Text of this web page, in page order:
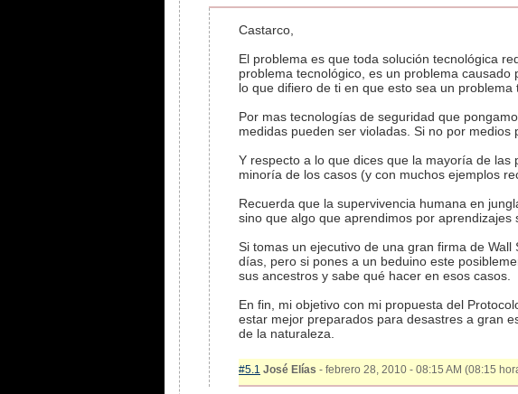
Castarco,
El problema es que toda solución tecnológica
problema tecnológico, es un problema
lo que difiero de ti en que esto sea un
Por mas tecnologías de seguridad que
medidas pueden ser violadas. Si no por
Y respecto a lo que dices que la mayoría de
minoría de los casos (y con muchos ejemplos
Recuerda que la supervivencia humana en
sino que algo que aprendimos por
Si tomas un ejecutivo de una gran firma de
días, pero si pones a un beduino este
sus ancestros y sabe qué hacer en esos casos.
En fin, mi objetivo con mi propuesta del
estar mejor preparados para desastres a gran
de la naturaleza.
#5.1 José Elías - febrero 28, 2010 - 08:15 AM (08:15